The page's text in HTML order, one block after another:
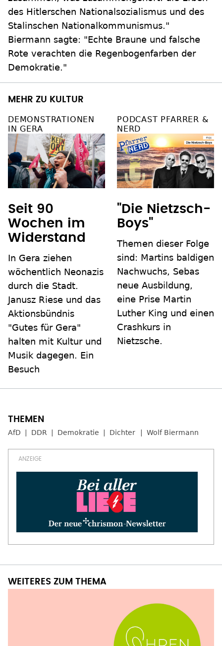
des Hitlerschen Nationalsozialismus und des
Stalinschen Nationalkommunismus."
Biermann sagte: "Echte Braune und falsche
Rote verachten die Regenbogenfarben der
Demokratie."
MEHR ZU KULTUR
DEMONSTRATIONEN
IN GERA
Seit 90
Wochen im
Widerstand
In Gera ziehen
wöchentlich Neonazis
durch die Stadt.
Janusz Riese und das
Aktionsbündnis
"Gutes für Gera"
halten mit Kultur und
Musik dagegen. Ein
Besuch
PODCAST PFARRER &
NERD
"Die Nietzsch-
Boys"
Themen dieser Folge
sind: Martins baldigen
Nachwuchs, Sebas
neue Ausbildung,
eine Prise Martin
Luther King und einen
Crashkurs in
Nietzsche.
AfD DDR Demokratie Dichter Wolf Biermann
WEITERES ZUM THEMA